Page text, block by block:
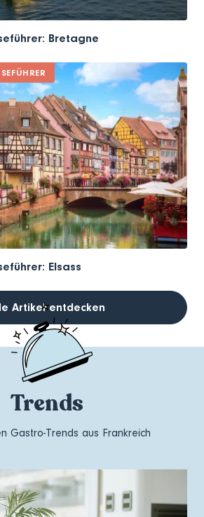
Bretagne
Elsass
Artikel entdecken
Trends
Gastro-Trends aus Frankreich